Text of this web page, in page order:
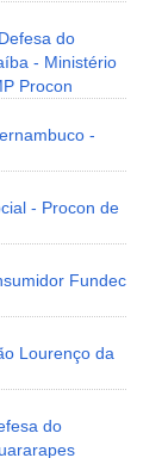
do
- Ministério
Procon
-
- Procon de
Fundec
Lourenço da
do